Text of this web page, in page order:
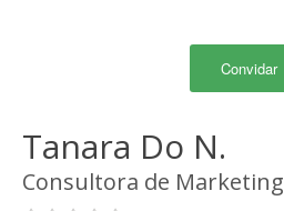
Convidar
Tanara Do N.
Consultora de Marketing